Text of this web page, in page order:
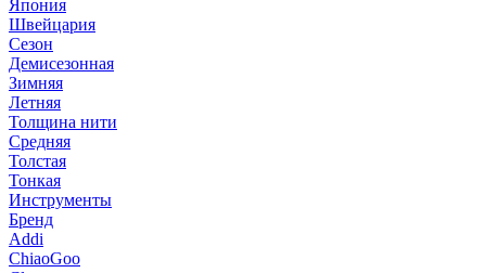
Япония
Швейцария
Сезон
Демисезонная
Зимняя
Летняя
Толщина нити
Средняя
Толстая
Тонкая
Инструменты
Бренд
Addi
ChiaoGoo